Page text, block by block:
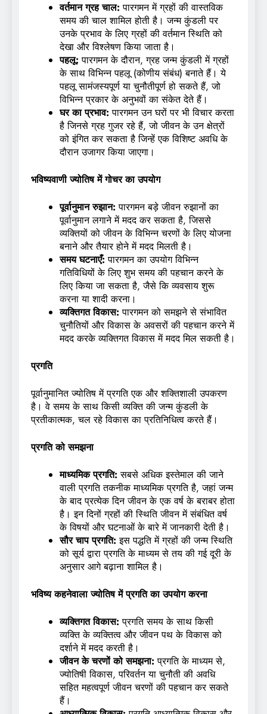
वर्तमान ग्रह चाल: पारगमन में ग्रहों की वास्तविक
समय की चाल शामिल होती है। जन्म कुंडली पर
उनके प्रभाव के लिए ग्रहों की वर्तमान स्थिति को
देखा और विश्लेषण किया जाता है।
पहलू: पारगमन के दौरान, ग्रह जन्म कुंडली में ग्रहों
के साथ विभिन्न पहलू (कोणीय संबंध) बनाते हैं। ये
पहलू सामंजस्यपूर्ण या चुनौतीपूर्ण हो सकते हैं, जो
विभिन्न प्रकार के अनुभवों का संकेत देते हैं।
घर का प्रभाव: पारगमन उन घरों पर भी विचार करता
है जिनसे ग्रह गुजर रहे हैं, जो जीवन के उन क्षेत्रों
को इंगित कर सकता है जिन्हें एक विशिष्ट अवधि के
दौरान उजागर किया जाएगा।
भविष्यवाणी ज्योतिष में गोचर का उपयोग
पूर्वानुमान रुझान: पारगमन बड़े जीवन रुझानों का
पूर्वानुमान लगाने में मदद कर सकता है, जिससे
व्यक्तियों को जीवन के विभिन्न चरणों के लिए योजना
बनाने और तैयार होने में मदद मिलती है।
समय घटनाएँ: पारगमन का उपयोग विभिन्न
गतिविधियों के लिए शुभ समय की पहचान करने के
लिए किया जा सकता है, जैसे कि व्यवसाय शुरू
करना या शादी करना।
व्यक्तिगत विकास: पारगमन को समझने से संभावित
चुनौतियों और विकास के अवसरों की पहचान करने में
मदद करके व्यक्तिगत विकास में मदद मिल सकती है।
प्रगति
पूर्वानुमानित ज्योतिष में प्रगति एक और शक्तिशाली उपकरण
है। वे समय के साथ किसी व्यक्ति की जन्म कुंडली के
प्रतीकात्मक, चल रहे विकास का प्रतिनिधित्व करते हैं।
प्रगति को समझना
माध्यमिक प्रगति: सबसे अधिक इस्तेमाल की जाने
वाली प्रगति तकनीक माध्यमिक प्रगति है, जहां जन्म
के बाद प्रत्येक दिन जीवन के एक वर्ष के बराबर होता
है। इन दिनों ग्रहों की स्थिति जीवन में संबंधित वर्ष
के विषयों और घटनाओं के बारे में जानकारी देती है।
सौर चाप प्रगति: इस पद्धति में ग्रहों की जन्म स्थिति
को सूर्य द्वारा प्रगति के माध्यम से तय की गई दूरी के
अनुसार आगे बढ़ाना शामिल है।
भविष्य कहनेवाला ज्योतिष में प्रगति का उपयोग करना
व्यक्तिगत विकास: प्रगति समय के साथ किसी
व्यक्ति के व्यक्तित्व और जीवन पथ के विकास को
दर्शाने में मदद करती है।
जीवन के चरणों को समझना: प्रगति के माध्यम से,
ज्योतिषी विकास, परिवर्तन या चुनौती की अवधि
सहित महत्वपूर्ण जीवन चरणों की पहचान कर सकते
हैं।